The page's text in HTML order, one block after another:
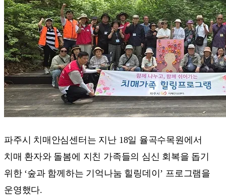
파주시 치매안심센터는 지난 18일 율곡수목원에서
치매 환자와 돌봄에 지친 가족들의 심신 회복을 돕기
위한 ‘숲과 함께하는 기억나눔 힐링데이’ 프로그램을
운영했다.